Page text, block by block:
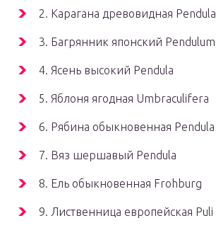
2. Карагана древовидная Pendula
3. Багрянник японский Pendulum
4. Ясень высокий Pendula
5. Яблоня ягодная Umbraculifera
6. Рябина обыкновенная Pendula
7. Вяз шершавый Pendula
8. Ель обыкновенная Frohburg
9. Лиственница европейская Puli